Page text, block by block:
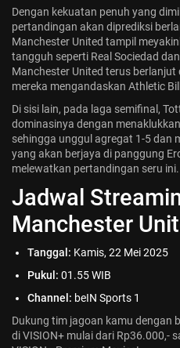
Dengan kekuatan penuh yang
pertandingan akan diprediksi
Manchester United tampil
tangguh seperti Real Sociedad
Manchester United terus
mereka mengandaskan Athletic
Di sisi lain, pada laga semifinal,
dominasinya dengan
sehingga unggul agregat 1-5 dan
yang akan berjaya di panggung
melewatkan pertandingan seru ini.
Jadwal
Manchester
Tanggal: Kamis, 22 Mei 2025
Pukul: 01.55 WIB
Channel: beIN Sports 1
Dukung tim jagoan kamu dengan
di VISION+ mulai dari Rp36.000,-